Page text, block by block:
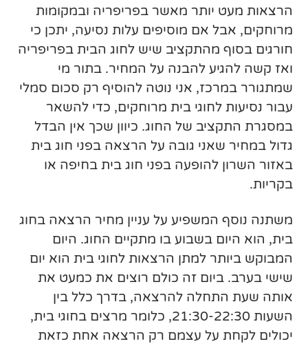
הרצאות מעט יותר מאשר בפריפריה ובמקומות
מרוחקים, אבל אם מוסיפים עלות נסיעה, יתכן כי
חורגים בסוף מהתקציב שיש לחוג הבית בפריפריה
ואז קשה להגיע להבנה על המחיר. בתור מי
שמתגורר במרכז, אני נוטה להוסיף רק סכום סמלי
עבור נסיעות לחוגי בית מרוחקים, כדי להשאר
במסגרת התקציב של החוג. כיוון שכך אין הבדל
גדול במחיר שאני גובה על הרצאה בפני חוג בית
באזור השרון להופעה בפני חוג בית בחיפה או
בקריות.
משתנה נוסף המשפיע על עניין מחיר הרצאה בחוג
בית, הוא היום בשבוע בו מתקיים החוג. היום
המבוקש ביותר למתן הרצאות לחוגי בית הוא יום
שישי בערב. ביום זה כולם רוצים את כמעט את
אותה שעת התחלה להרצאה, בדרך כלל בין
השעות 21:30-22:30, כלומר מרצים בחוגי בית,
יכולים לקחת על עצמם רק הרצאה אחת כזאת